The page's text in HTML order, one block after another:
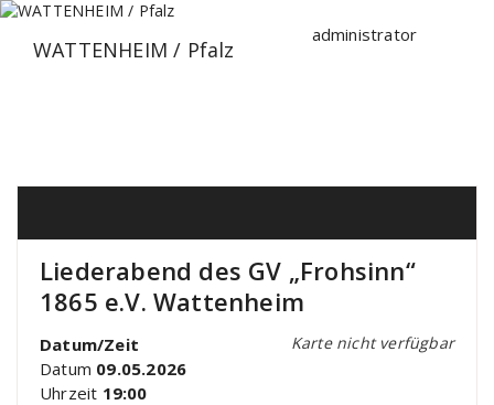
Zum
springenWATTENHEIM / Pfalz
administrator
Liederabend des GV „Frohsinn“
1865 e.V. Wattenheim
Karte nicht verfügbar
Datum/Zeit
Datum 09.05.2026
Uhrzeit 19:00